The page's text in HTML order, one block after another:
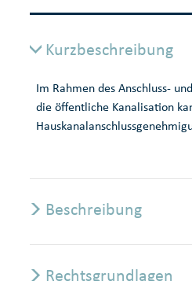
Kurzbeschreibung
Im Rahmen des Anschluss-
die öffentliche Kanalisation
Beschreibung
Rechtsgrundlagen